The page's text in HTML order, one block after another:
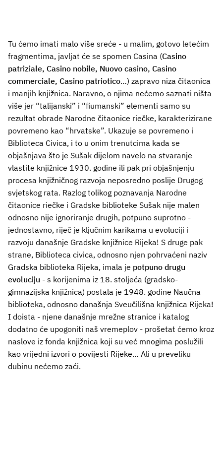
Tu ćemo imati malo više sreće - u malim, gotovo letećim
fragmentima, javljat će se spomen Casina (Casino
patriziale, Casino nobile, Nuovo casino, Casino
commerciale, Casino patriotico…) zapravo niza čitaonica
i manjih knjižnica. Naravno, o njima nećemo saznati ništa
više jer “talijanski” i “fiumanski” elementi samo su
rezultat obrade Narodne čitaonice riečke, karakterizirane
povremeno kao “hrvatske”. Ukazuje se povremeno i
Biblioteca Civica, i to u onim trenutcima kada se
objašnjava što je Sušak dijelom navelo na stvaranje
vlastite knjižnice 1930. godine ili pak pri objašnjenju
procesa knjižničnog razvoja neposredno poslije Drugog
svjetskog rata. Razlog tolikog poznavanja Narodne
čitaonice riečke i Gradske biblioteke Sušak nije malen
odnosno nije ignoriranje drugih, potpuno suprotno -
jednostavno, riječ je ključnim karikama u evoluciji i
razvoju današnje Gradske knjižnice Rijeka! S druge pak
strane, Biblioteca civica, odnosno njen pohrvaćeni naziv
Gradska biblioteka Rijeka, imala je potpuno drugu
evoluciju - s korijenima iz 18. stoljeća (gradsko-
gimnazijska knjižnica) postala je 1948. godine Naučna
biblioteka, odnosno današnja Sveučilišna knjižnica Rijeka!
I doista - njene današnje mrežne stranice i katalog
dodatno će upogoniti naš vremeplov - prošetat ćemo kroz
naslove iz fonda knjižnica koji su već mnogima poslužili
kao vrijedni izvori o povijesti Rijeke… Ali u preveliku
dubinu nećemo zaći.